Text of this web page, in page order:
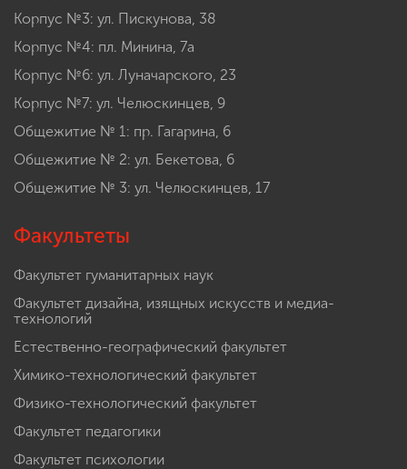
Корпус №3: ул. Пискунова, 38
Корпус №4: пл. Минина, 7а
Корпус №6: ул. Луначарского, 23
Корпус №7: ул. Челюскинцев, 9
Общежитие № 1: пр. Гагарина, 6
Общежитие № 2: ул. Бекетова, 6
Общежитие № 3: ул. Челюскинцев, 17
Факультеты
Факультет гуманитарных наук
Факультет дизайна, изящных искусств и медиа-
технологий
Естественно-географический факультет
Химико-технологический факультет
Физико-технологический факультет
Факультет педагогики
Факультет психологии